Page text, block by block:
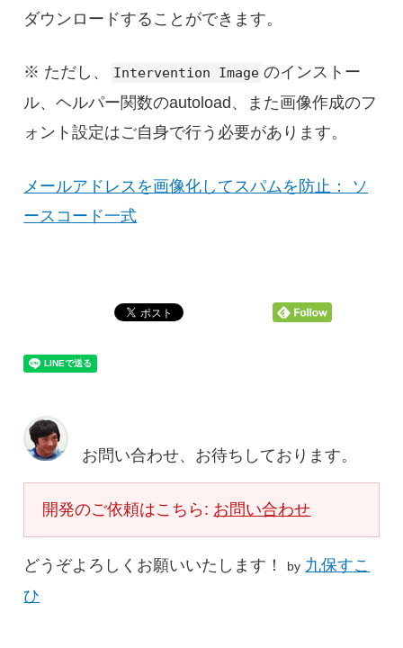
ダウンロードすることができます。
※ ただし、 Intervention Image のインストー
ル、ヘルパー関数のautoload、また画像作成のフ
ォント設定はご自身で行う必要があります。
メールアドレスを画像化してスパムを防止： ソ
ースコード一式
お問い合わせ、お待ちしております。
開発のご依頼はこちら: お問い合わせ
どうぞよろしくお願いいたします！ by 九保すこ
ひ